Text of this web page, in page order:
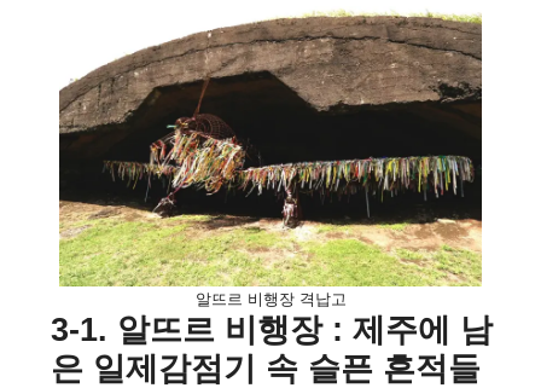
알뜨르 비행장 격납고
3-1. 알뜨르 비행장 : 제주에 남
은 일제감점기 속 슬픈 흔적들